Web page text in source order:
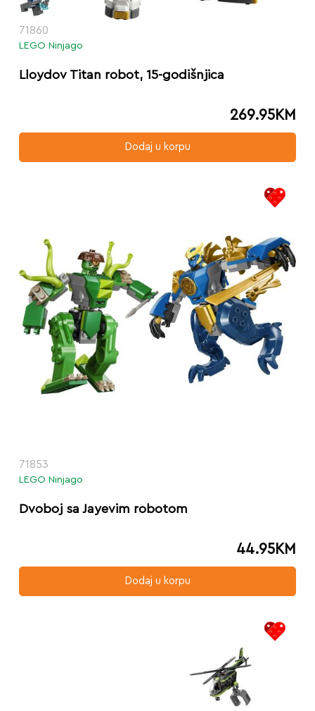
71860
LEGO Ninjago
Lloydov Titan robot, 15-godišnjica
269.95KM
Dodaj u korpu
71853
LEGO Ninjago
Dvoboj sa Jayevim robotom
44.95KM
Dodaj u korpu